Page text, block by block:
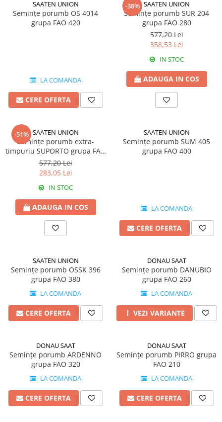
Erbicide
FLOAREA SOARELUI
Biostimulatori
Dezinfectant sol
Regulatori de creștere
FLORI ORNAMENTALE
GĂLBENELE
Insecticide
Fertilizanți foliari
GENȚIANĂ
Erbicide
GRĂDINI
Fertilizanți foliari
GRÂU
Tratament semințe
Erbicide
Fungicide
Fungicide
Insecticide
Biostimulatori
Tratament semințe
Fungicide
Insecticide
Biostimulatori
Fertilizanți foliari
MENTĂ
Insecticide
Insecticide
MIRODENII
Fertilizanți foliari
Insecticide
Fertilizanți foliari
NAPI
Biostimulatori
Insecticide
Fungicide
Insecticide
SAATEN UNION
Semințe porumb OS 4014
grupa FAO 420
LA COMANDA
CERE OFERTA
-38% SAATEN UNION
Semințe porumb SUR 204
grupa FAO 280
577,20 Lei
358,53 Lei
IN STOC
ADAUGA IN COS
-51% SAATEN UNION
Semințe porumb extra-
timpuriu SUPORTO grupa FAO
290
577,20 Lei
283,05 Lei
IN STOC
ADAUGA IN COS
SAATEN UNION
Semințe porumb SUM 405
grupa FAO 400
LA COMANDA
CERE OFERTA
SAATEN UNION
Semințe porumb OSSK 396
grupa FAO 380
LA COMANDA
CERE OFERTA
DONAU SAAT
Semințe porumb DANUBIO
grupa FAO 260
LA COMANDA
VEZI VARIANTE
DONAU SAAT
Semințe porumb ARDENNO
grupa FAO 320
LA COMANDA
CERE OFERTA
DONAU SAAT
Semințe porumb PIRRO grupa
FAO 210
LA COMANDA
CERE OFERTA